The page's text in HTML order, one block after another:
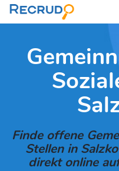
Finde offene
Stellen in
direkt online